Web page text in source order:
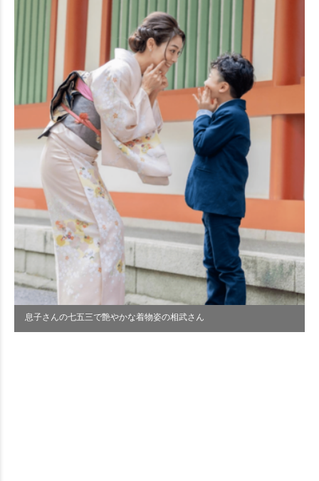
息子さんの七五三で艶やかな着物姿の相武さん